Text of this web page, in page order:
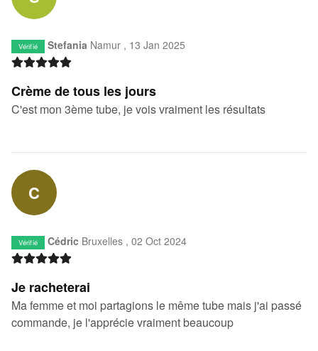
Vérifié Stefania Namur , 13 Jan 2025
Crème de tous les jours
C'est mon 3ème tube, je vois vraiment les résultats
C
Vérifié CédricBruxelles , 02 Oct 2024
Je racheterai
Ma femme et moi partagions le même tube mais j'ai passé
commande, je l'apprécie vraiment beaucoup